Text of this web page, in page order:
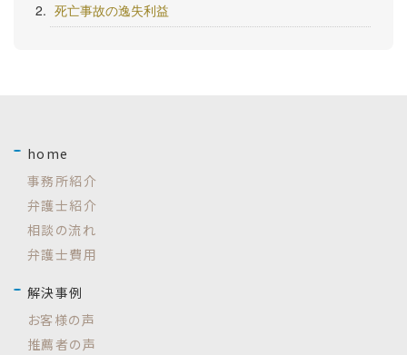
死亡事故の逸失利益
home
事務所紹介
弁護士紹介
相談の流れ
弁護士費用
解決事例
お客様の声
推薦者の声